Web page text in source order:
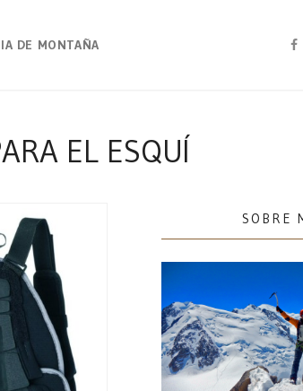
DE MONTAÑA
EL ESQUÍ
SOBRE